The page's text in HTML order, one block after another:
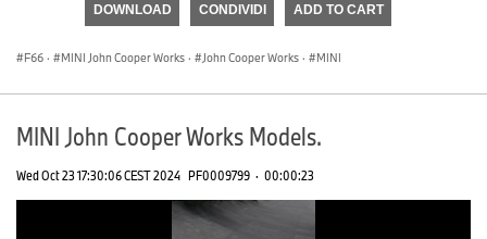
DOWNLOAD CONDIVIDI ADD TO CART
F66 · MINI John Cooper Works · John Cooper Works · MINI
MINI John Cooper Works Models.
Wed Oct 23 17:30:06 CEST 2024 PF0009799 · 00:00:23